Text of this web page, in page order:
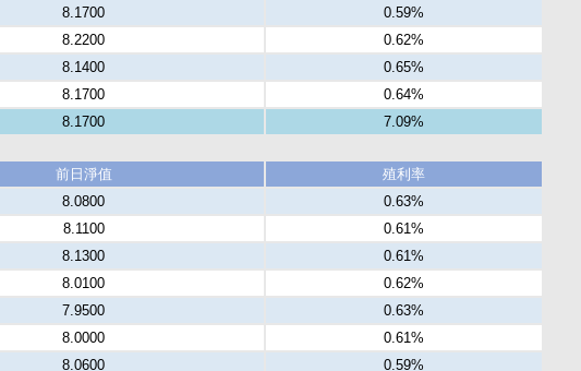
8.1700
0.59%
8.2200
0.62%
8.1400
0.65%
8.1700
0.64%
8.1700 7.09%
前日淨值
殖利率
8.0800
0.63%
8.1100
0.61%
8.1300
0.61%
8.0100
0.62%
7.9500
0.63%
8.0000
0.61%
8.0600
0.59%